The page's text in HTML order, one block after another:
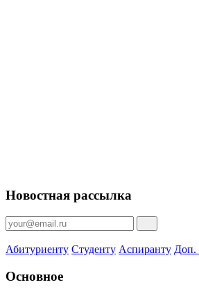
Новостная рассылка
Абитуриенту Студенту Аспиранту Доп.
Основное